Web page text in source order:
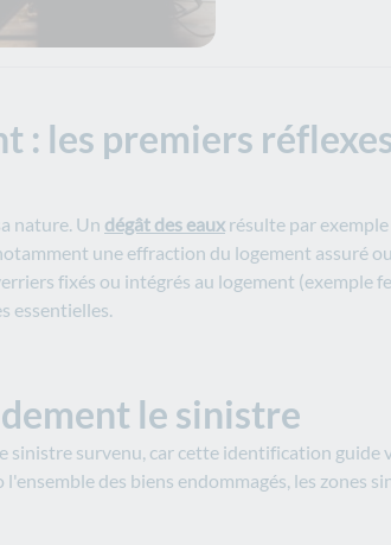
les premiers
nature. Un dégât des eaux résulte par
une effraction du logement assuré ou
fixés ou intégrés au logement
essentielles.​
le sinistre
sinistre survenu, car cette identification
des biens endommagés, les zones